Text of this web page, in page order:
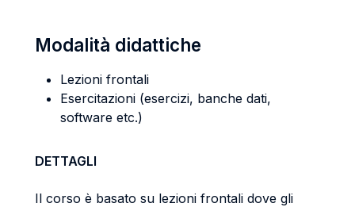
Modalità didattiche
Lezioni frontali
Esercitazioni (esercizi, banche dati,
software etc.)
DETTAGLI
Il corso è basato su lezioni frontali dove gli